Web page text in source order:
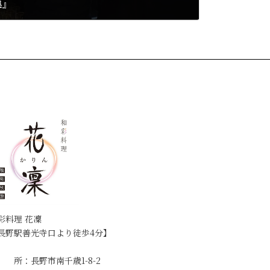
料理 花凜
野駅善光寺口より徒歩4分】
：長野市南千歳1-8-2